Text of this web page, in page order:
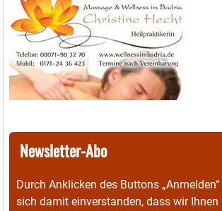
Newsletter-Abo
Durch Anklicken des Buttons
sich damit einverstanden, dass wir